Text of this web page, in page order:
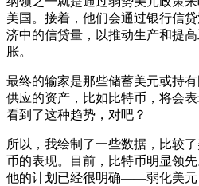
美国。接着，他们会通过银行信
济中的信贷量，以推动生产和提
胀。
最终的输家是那些储蓄美元或持
供应的资产，比如比特币，将会
看到了这种趋势，对吧？
所以，我绘制了一些数据，比较
币的表现。目前，比特币明显领
他的计划已经很明确——弱化美元